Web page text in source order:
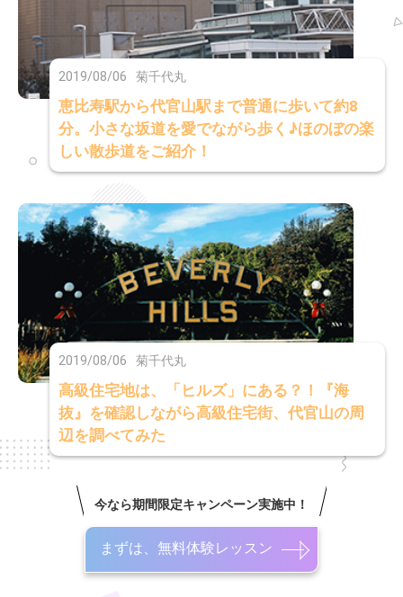
2019/08/06 菊千代丸
恵比寿駅から代官山駅まで普通に歩いて約8
分。小さな坂道を愛でながら歩く♪ほのぼの楽
しい散歩道をご紹介！
2019/08/06 菊千代丸
高級住宅地は、「ヒルズ」にある？！『海
抜』を確認しながら高級住宅街、代官山の周
辺を調べてみた
今なら期間限定キャンペーン実施中！
まずは、無料体験レッスン